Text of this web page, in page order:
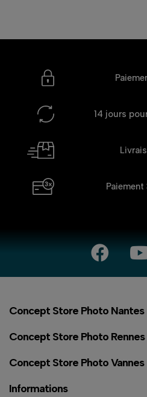
14 jours
Paiement
Concept Store Photo Nantes
Concept Store Photo Rennes
Concept Store Photo Vannes
Informations